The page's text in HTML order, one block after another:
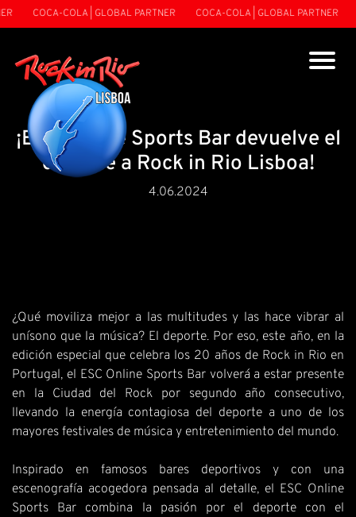
COCA-COLA | GLOBAL PARTNER COCA-COLA | GLOBAL PARTNER
¡ESC Online Sports Bar devuelve el
deporte a Rock in Rio Lisboa!
4.06.2024
¿Qué moviliza mejor a las multitudes y las hace vibrar al
unísono que la música? El deporte. Por eso, este año, en la
edición especial que celebra los 20 años de Rock in Rio en
Portugal, el ESC Online Sports Bar volverá a estar presente
en la Ciudad del Rock por segundo año consecutivo,
llevando la energía contagiosa del deporte a uno de los
mayores festivales de música y entretenimiento del mundo.
Inspirado en famosos bares deportivos y con una
escenografía acogedora pensada al detalle, el ESC Online
Sports Bar combina la pasión por el deporte con el